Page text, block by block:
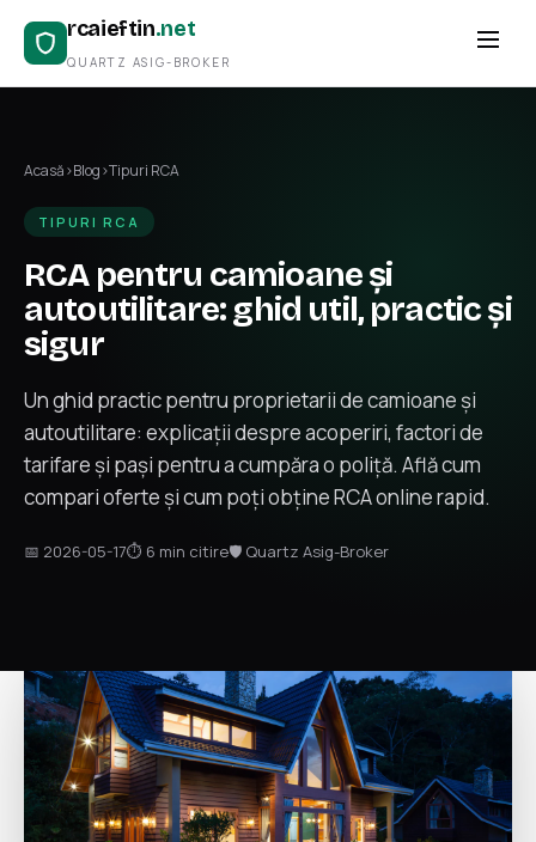
rcaieftin.net
QUARTZ ASIG-BROKER
Acasă›Blog›Tipuri RCA
TIPURI RCA
RCA pentru camioane și
autoutilitare: ghid util, practic și
sigur
Un ghid practic pentru proprietarii de camioane și
autoutilitare: explicații despre acoperiri, factori de
tarifare și pași pentru a cumpăra o poliță. Află cum
compari oferte și cum poți obține RCA online rapid.
📅 2026-05-17⏱ 6 min citire🛡 Quartz Asig-Broker